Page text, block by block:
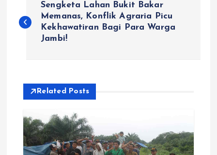
o
a
v
Sengketa Lahan Bukit Bakar
Memanas, Konflik Agraria Picu
Kekhawatiran Bagi Para Warga
Jambi!
Related Posts